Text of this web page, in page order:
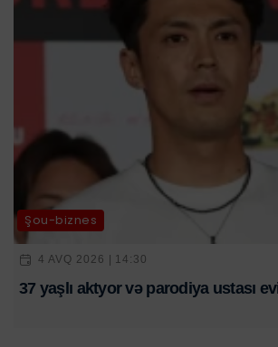
Şou-biznes
4 AVQ 2026 | 14:30
37 yaşlı aktyor və parodiya ustası